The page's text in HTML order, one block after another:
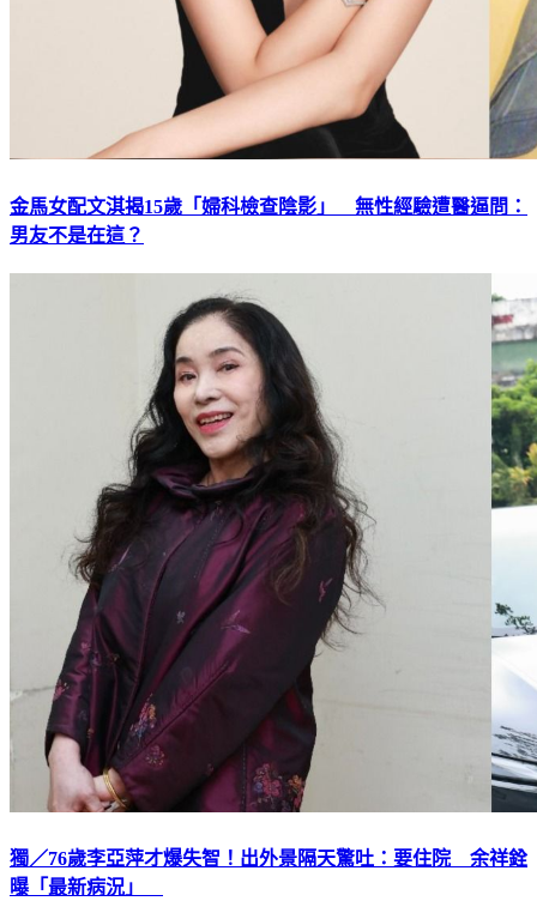
金馬女配文淇揭15歲「婦科檢查陰影」 無性經驗遭醫逼問：
男友不是在這？
獨／76歲李亞萍才爆失智！出外景隔天驚吐：要住院 余祥銓
曝「最新病況」